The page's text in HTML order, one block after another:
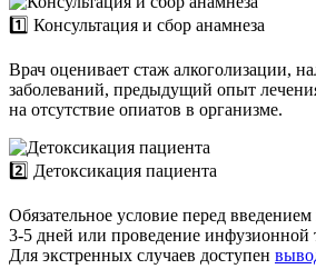
1️⃣ Консультация и сбор анамнеза
Врач оценивает стаж алкоголизации,
заболеваний, предыдущий опыт
на отсутствие опиатов в организме.
2️⃣ Детоксикация пациента
Обязательное условие перед введением
3-5 дней или проведение инфузионной
Для экстренных случаев доступен